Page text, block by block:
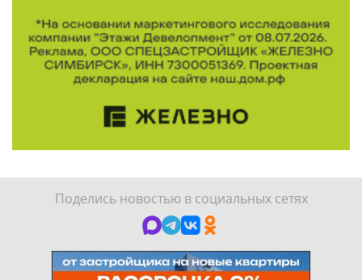
Поделись новостью в социальных сетях